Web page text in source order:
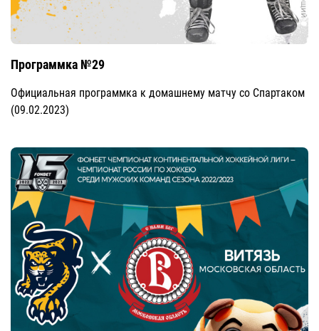
Программка №29
Официальная программка к домашнему матчу со Спартаком
(09.02.2023)